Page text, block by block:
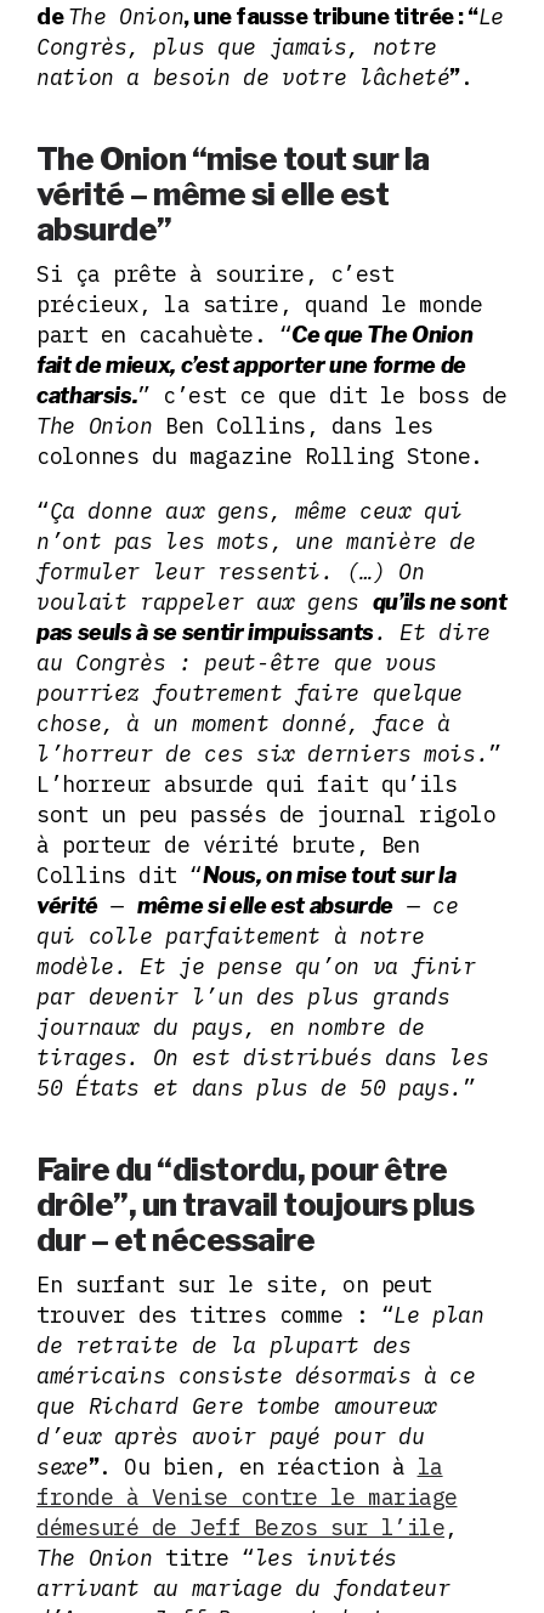
deThe Onion, une fausse tribune titrée : “Le
Congrès, plus que jamais, notre
nation a besoin de votre lâcheté”.
The Onion “mise tout sur la
vérité – même si elle est
absurde”
Si ça prête à sourire, c’est
précieux, la satire, quand le monde
part en cacahuète. “Ce que The Onion
fait de mieux, c’est apporter une forme de
catharsis.” c’est ce que dit le boss de
The Onion Ben Collins, dans les
colonnes du magazine Rolling Stone.
“Ça donne aux gens, même ceux qui
n’ont pas les mots, une manière de
formuler leur ressenti. (…) On
voulait rappeler aux gens qu’ils ne sont
pas seuls à se sentir impuissants. Et dire
au Congrès : peut-être que vous
pourriez foutrement faire quelque
chose, à un moment donné, face à
l’horreur de ces six derniers mois. ”
L’horreur absurde qui fait qu’ils
sont un peu passés de journal rigolo
à porteur de vérité brute, Ben
Collins dit “Nous, on mise tout sur la
vérité— même si elle est absurde — ce
qui colle parfaitement à notre
modèle. Et je pense qu’on va finir
par devenir l’un des plus grands
journaux du pays, en nombre de
tirages. On est distribués dans les
50 États et dans plus de 50 pays. ”
Faire du“distordu, pour être
drôle”, un travail toujours plus
dur – et nécessaire
En surfant sur le site, on peut
trouver des titres comme : “Le plan
de retraite de la plupart des
américains consiste désormais à ce
que Richard Gere tombe amoureux
d’eux après avoir payé pour du
sexe”. Ou bien, en réaction à la
fronde à Venise contre le mariage
démesuré de Jeff Bezos sur l’ile,
The Onion titre “les invités
arrivant au mariage du fondateur